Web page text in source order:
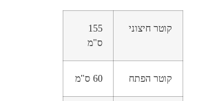
קוטר חיצוני
155
ס"מ
קוטר הפתח 60 ס"מ